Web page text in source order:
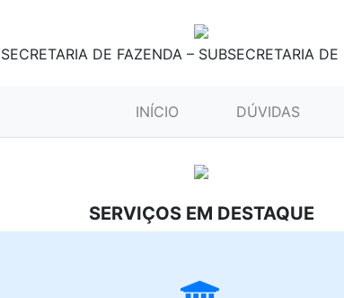
SECRETARIA DE FAZENDA – SUBSECRETARIA DE
INÍCIO (CURRENT)DÚVIDAS
SERVIÇOS EM DESTAQUE